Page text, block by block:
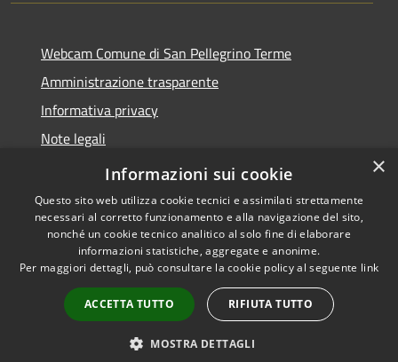
Webcam Comune di San Pellegrino Terme
Amministrazione trasparente
Informativa privacy
Note legali
Dichiarazione di accessibilità
Accessibilità
Copyright © 2026 • Comune di
San Pellegrino Terme •
Powered byMunicipium
Accesso redazione
×
Informazioni sui cookie
Questo sito web utilizza cookie tecnici e assimilati strettamente
necessari al corretto funzionamento e alla navigazione del sito,
nonché un cookie tecnico analitico al solo fine di elaborare
informazioni statistiche, aggregate e anonime.
Per maggiori dettagli, può consultare la cookie policy al seguente link
ACCETTA TUTTO RIFIUTA TUTTO
MOSTRA DETTAGLI